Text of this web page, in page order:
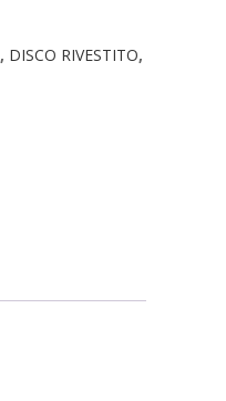
, DISCO RIVESTITO,